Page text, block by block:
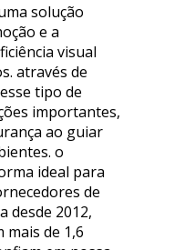
solução
e a
visual
através de
tipo de
importantes,
ao guiar
o
ideal para
de
desde 2012,
de 1,6